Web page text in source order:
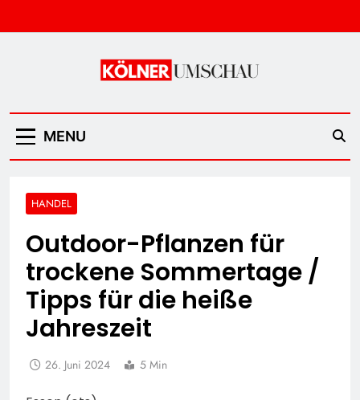
to
Kölner Umschau
MENU
HANDEL
Outdoor-Pflanzen für
trockene Sommertage /
Tipps für die heiße
Jahreszeit
26. Juni 2024 5 Min